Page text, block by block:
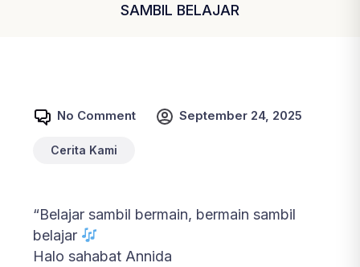
SAMBIL BELAJAR
No Comment September 24, 2025
Cerita Kami
“Belajar sambil bermain, bermain sambil
belajar
Halo sahabat Annida